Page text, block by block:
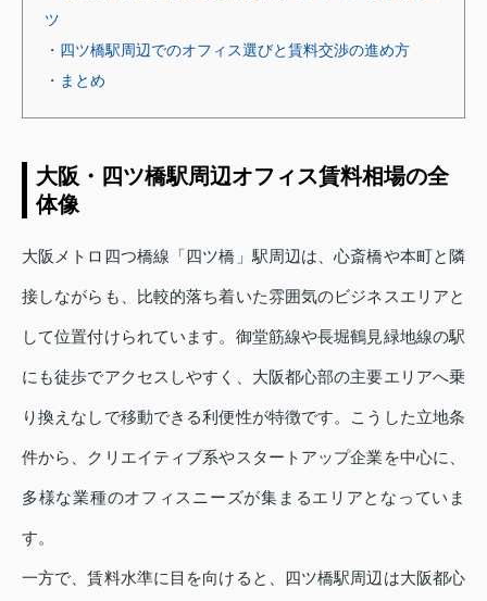
ツ
・四ツ橋駅周辺でのオフィス選びと賃料交渉の進め方
・まとめ
大阪・四ツ橋駅周辺オフィス賃料相場の全
体像
大阪メトロ四つ橋線「四ツ橋」駅周辺は、心斎橋や本町と隣
接しながらも、比較的落ち着いた雰囲気のビジネスエリアと
して位置付けられています。御堂筋線や長堀鶴見緑地線の駅
にも徒歩でアクセスしやすく、大阪都心部の主要エリアへ乗
り換えなしで移動できる利便性が特徴です。こうした立地条
件から、クリエイティブ系やスタートアップ企業を中心に、
多様な業種のオフィスニーズが集まるエリアとなっていま
す。
一方で、賃料水準に目を向けると、四ツ橋駅周辺は大阪都心